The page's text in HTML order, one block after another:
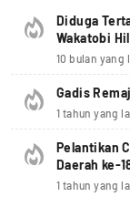
Diduga
Wakatobi
10 bulan yang
Gadis
1 tahun yang
Pelantikan
Daerah ke-
1 tahun yang